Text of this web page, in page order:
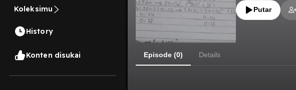
Koleksimu
History
Konten disukai
Putar
Episode (0) Details